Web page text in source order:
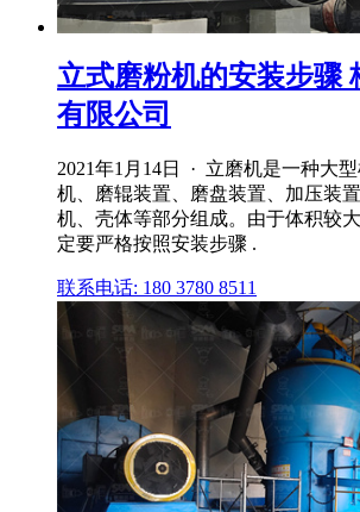
立式磨粉机的安装步骤
有限公司
2021年1月14日 · 立磨机是一种大
机、磨辊装置、磨盘装置、加压装
机、壳体等部分组成。由于体积较
定要严格按照安装步骤 .
联系电话: 180 3780 8511